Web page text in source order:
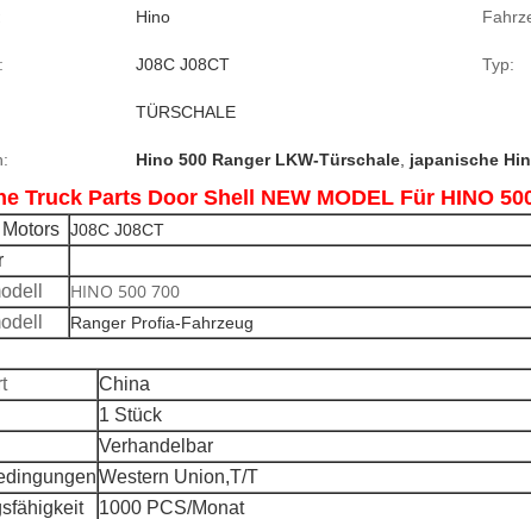
Hino
J08C J08CT Typ:
TÜRSCHALE
Hino 500 Ranger LKW-Türschale japanische
Truck Parts Door Shell NEW MODEL Für HINO
J08C J08CT
HINO 500 700
Ranger Profia-Fahrzeug
China
1 Stück
Verhandelbar
Western Union,T/T
1000 PCS/Monat